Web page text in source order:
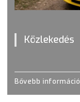
Közlekedés
Bővebb információ